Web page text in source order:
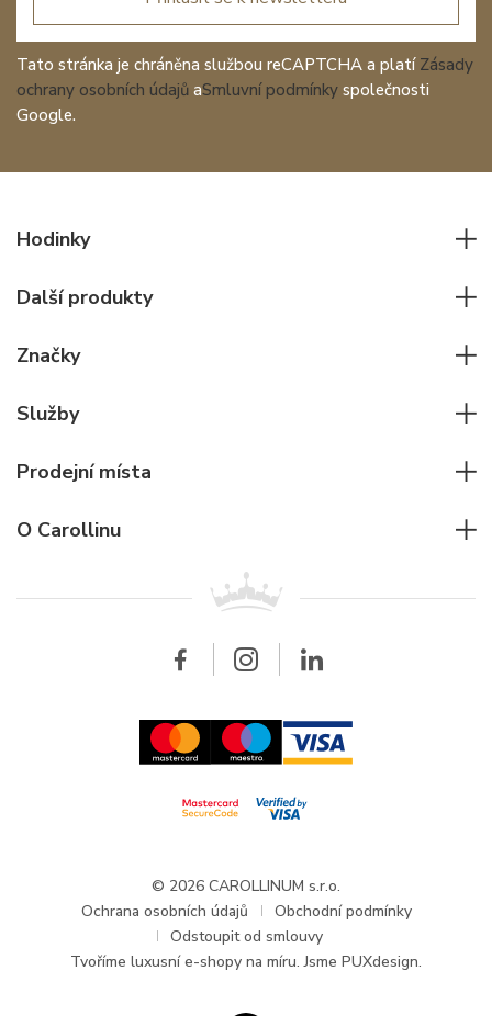
Tato stránka je chráněna službou reCAPTCHA a platí Zásady
ochrany osobních údajů aSmluvní podmínky společnosti
Google.
Hodinky
Dámské hodinky
Pilotní hodinky
Potápěčské hodinky
Další produkty
Ostatní doplňky
Značky
Cartier
Breitling
Služby
Pro firmy
Velkoobchod
Prodejní místa
O Carollinu
Velkoobchod
O společnosti Carollinum
Aktuality a oznámení
© 2026 CAROLLINUM s.r.o.
Ochrana osobních údajů
Obchodní podmínky
Odstoupit od smlouvy
Tvoříme luxusní e-shopy na míru. Jsme PUXdesign.